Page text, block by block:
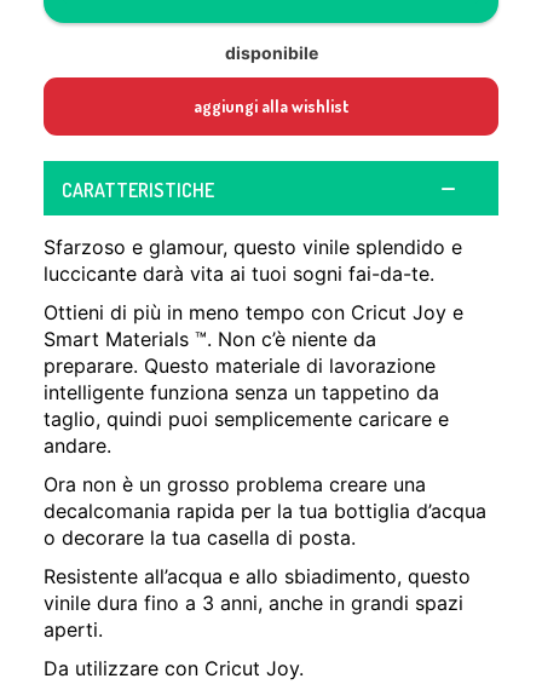
disponibile
aggiungi alla wishlist
CARATTERISTICHE
Sfarzoso e glamour, questo vinile splendido e
luccicante darà vita ai tuoi sogni fai-da-te.
Ottieni di più in meno tempo con Cricut Joy e
Smart Materials ™. Non c’è niente da
preparare. Questo materiale di lavorazione
intelligente funziona senza un tappetino da
taglio, quindi puoi semplicemente caricare e
andare.
Ora non è un grosso problema creare una
decalcomania rapida per la tua bottiglia d’acqua
o decorare la tua casella di posta.
Resistente all’acqua e allo sbiadimento, questo
vinile dura fino a 3 anni, anche in grandi spazi
aperti.
Da utilizzare con Cricut Joy.